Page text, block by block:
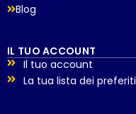
Blog
IL TUO ACCOUNT
Il tuo account
La tua lista dei preferiti